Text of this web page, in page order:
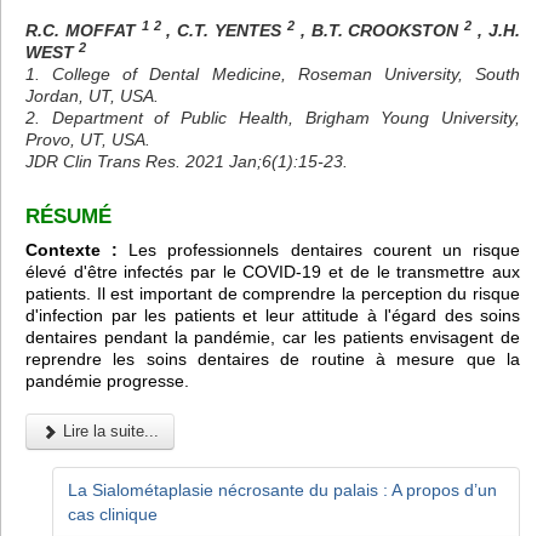
R.C. MOFFAT 1 2, C.T. YENTES 2, B.T. CROOKSTON2 , J.H.
WEST 2
1. College of Dental Medicine, Roseman University, South
Jordan, UT, USA.
2. Department of Public Health, Brigham Young University,
Provo, UT, USA.
JDR Clin Trans Res. 2021 Jan;6(1):15-23.
RÉSUMÉ
Contexte : Les professionnels dentaires courent un risque
élevé d'être infectés par le COVID-19 et de le transmettre aux
patients. Il est important de comprendre la perception du risque
d'infection par les patients et leur attitude à l'égard des soins
dentaires pendant la pandémie, car les patients envisagent de
reprendre les soins dentaires de routine à mesure que la
pandémie progresse.
Lire la suite...
La Sialométaplasie nécrosante du palais : A propos d’un
cas clinique